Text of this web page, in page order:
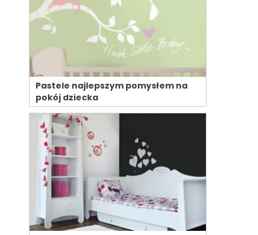
Pastele najlepszym pomysłem na
pokój dziecka